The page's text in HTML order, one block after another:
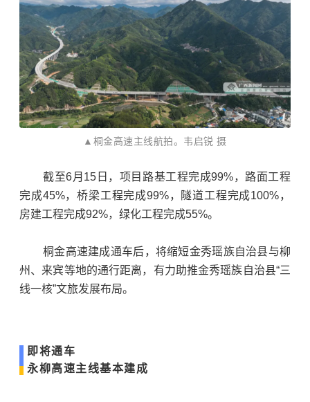
▲桐金高速主线航拍。韦启锐 摄
截至6月15日，项目路基工程完成99%，路面工程
完成45%，桥梁工程完成99%，隧道工程完成100%，
房建工程完成92%，绿化工程完成55%。
桐金高速建成通车后，将缩短金秀瑶族自治县与柳
州、来宾等地的通行距离，有力助推金秀瑶族自治县“三
线一核”文旅发展布局。
即将通车
永柳高速主线基本建成